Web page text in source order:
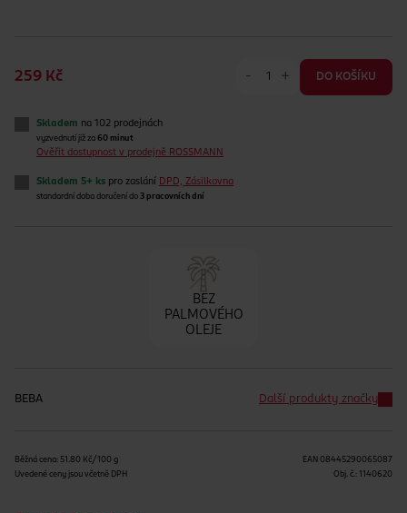
259 Kč - + DO KOŠÍKU
Skladem na 102 prodejnách
vyzvednutí již za 60 minut
Ověřit dostupnost v prodejně ROSSMANN
Skladem 5+ ks pro zaslání DPD, Zásilkovna
standardní doba doručení do 3 pracovních dní
BEZ
PALMOVÉHO
OLEJE
BEBA Další produkty značky
Běžná cena: 51.80 Kč/100 g
Uvedené ceny jsou včetně DPH
EAN 08445290065087
Obj. č.: 1140620